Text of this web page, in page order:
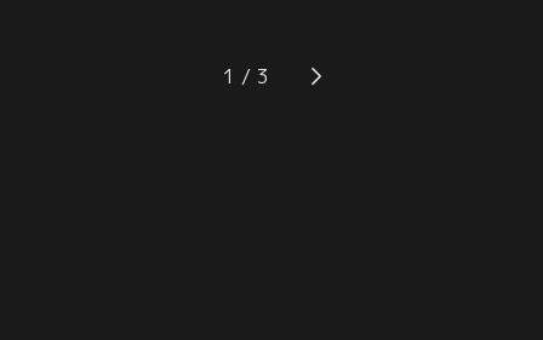
ら参加しないという有り様だった。
少論派の重臣イ・グァンジャはクム
が王の直属機関である義禁府にクム
を渡すよう司憲府に要求する。義禁
1